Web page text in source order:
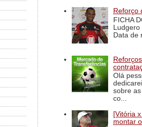
Reforço
FICHA
Ludgero
Data de
Olá
sobre
co...
[Vitória
montar